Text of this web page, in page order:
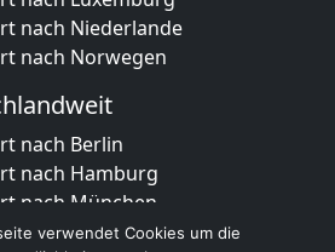
nach Niederlande
nach Norwegen
nach Berlin
nach Hamburg
nach München
nach Köln
verwendet Cookies um die